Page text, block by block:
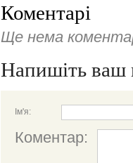
Коментарі
Ще нема
Напишіть ваш
Ім'я:
Коментар: